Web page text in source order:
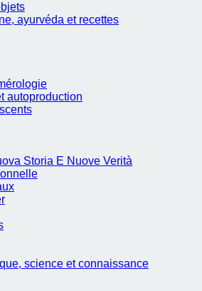
ayurvéda et recettes
autoproduction
Storia E Nuove Verità
science et connaissance